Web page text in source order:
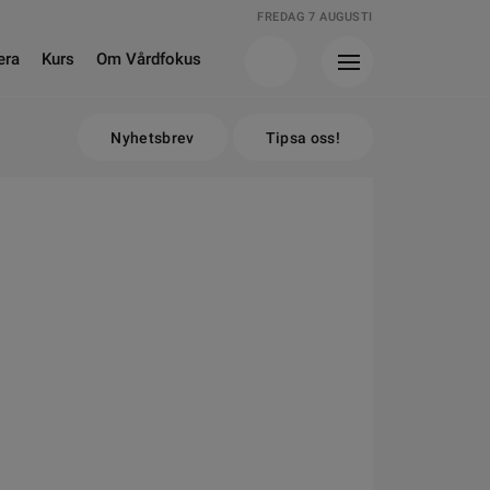
FREDAG 7 AUGUSTI
Kurs Om Vårdfokus
Nyhetsbrev Tipsa oss!